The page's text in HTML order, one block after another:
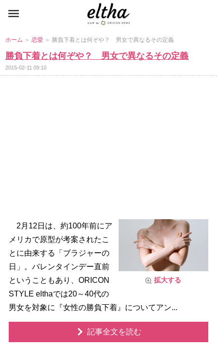
ホーム ＞恋愛 ＞ 勝負下着とは何ぞや？ 男女で異なるその定義
勝負下着とは何ぞや？ 男女で異なるその定義
2015-02-11 09:10
拡大する
2月12日は、約100年前にア
メリカで原型が考案されたこ
とに由来する「ブラジャーの
日」。バレンタインデー直前
ということもあり、ORICON
STYLE elthaでは20～40代の
男女を対象に『女性の勝負下着』についてアン...
記事全文を読む